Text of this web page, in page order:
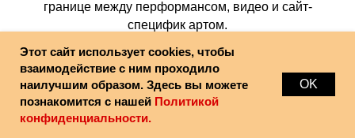
границе между перформансом, видео и сайт-
специфик артом.
Паси Аутио
Извивание, 2018
Этот сайт использует cookies, чтобы
взаимодействие с ним проходило
наилучшим образом. Здесь вы можете
познакомится с нашей Политикой
конфиденциальности.
OK